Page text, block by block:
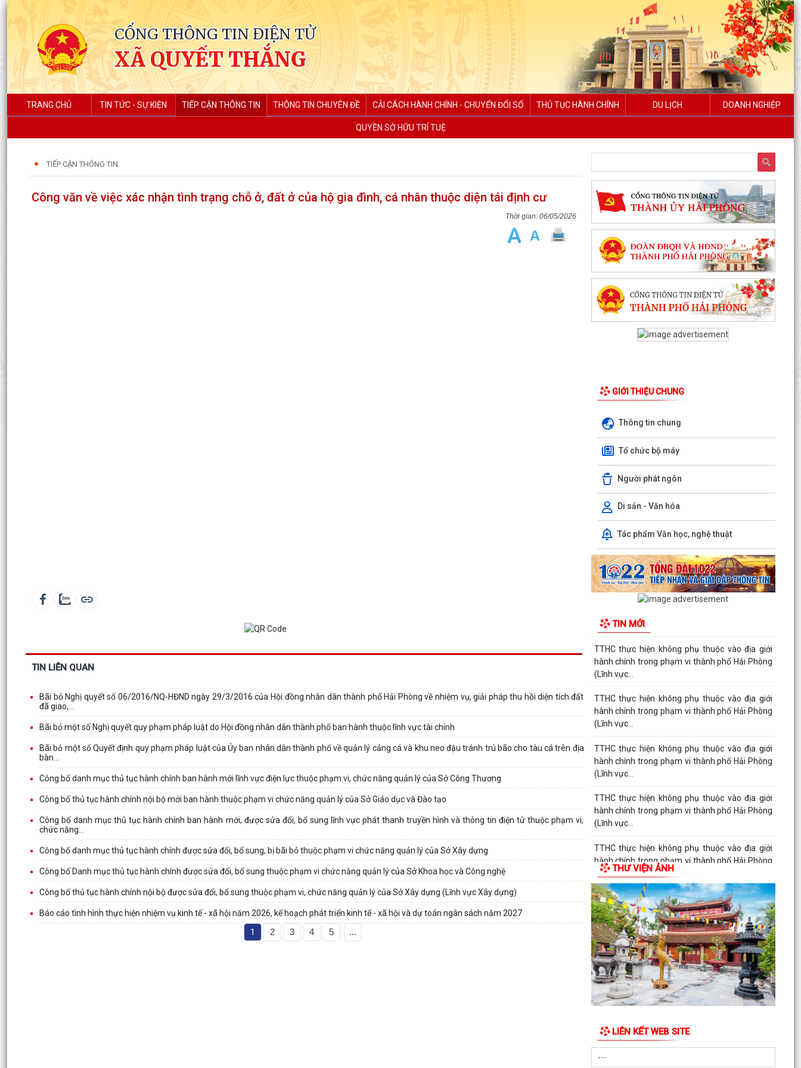
CỔNG THÔNG TIN ĐIỆN TỬ
XÃ QUYẾT THẮNG
TRANG CHỦ TIN TỨC - SỰ KIỆN TIẾP CẬN THÔNG TIN THÔNG TIN CHUYÊN ĐỀ CẢI CÁCH HÀNH CHÍNH - CHUYỂN ĐỔI SỐ THỦ TỤC HÀNH CHÍNH DU LỊCH DOANH NGHIỆP
QUYỀN SỞ HỮU TRÍ TUỆ
TIẾP CẬN THÔNG TIN
Công văn về việc xác nhận tình trạng chỗ ở, đất ở của hộ gia đình, cá nhân thuộc diện tái định cư
06/05/2026
TIN LIÊN QUAN
Bãi bỏ Nghị quyết số 06/2016/NQ-HĐND ngày 29/3/2016 của Hội đồng nhân dân thành phố Hải Phòng về nhiệm vụ, giải pháp thu hồi diện tích đất
đã giao,...
Bãi bỏ một số Nghị quyết quy phạm pháp luật do Hội đồng nhân dân thành phố ban hành thuộc lĩnh vực tài chính
Bãi bỏ một số Quyết định quy phạm pháp luật của Ủy ban nhân dân thành phố về quản lý cảng cá và khu neo đậu tránh trú bão cho tàu cá trên địa
bàn...
Công bố danh mục thủ tục hành chính ban hành mới lĩnh vực điện lực thuộc phạm vi, chức năng quản lý của Sở Công Thương
Công bố thủ tục hành chính nội bộ mới ban hành thuộc phạm vi chức năng quản lý của Sở Giáo dục và Đào tạo
Công bố danh mục thủ tục hành chính ban hành mới, được sửa đổi, bổ sung lĩnh vực phát thanh truyền hình và thông tin điện tử thuộc phạm vi,
chức năng...
Công bố danh mục thủ tục hành chính được sửa đổi, bổ sung, bị bãi bỏ thuộc phạm vi chức năng quản lý của Sở Xây dựng
Công bố Danh mục thủ tục hành chính được sửa đổi, bổ sung thuộc phạm vi chức năng quản lý của Sở Khoa học và Công nghệ
Công bố thủ tục hành chính nội bộ được sửa đổi, bổ sung thuộc phạm vi, chức năng quản lý của Sở Xây dựng (Lĩnh vực Xây dựng)
Báo cáo tình hình thực hiện nhiệm vụ kinh tế - xã hội năm 2026, kế hoạch phát triển kinh tế - xã hội và dự toán ngân sách năm 2027
1 2 3 4 5 ...
GIỚI THIỆU CHUNG
Thông tin chung
Tổ chức bộ máy
Người phát ngôn
Di sản - Văn hóa
Tác phẩm Văn học, nghệ thuật
TIN MỚI
HẠNH PHÚC” NĂM 2026 TẠI XÃ QUYẾT THẮNG
HỘI NGHỊ GIAO BAN UBND XÃ QUYẾT THẮNG:
THÁNG 7, TRIỂN KHAI...
Công bố thủ tục hành chính nội bộ được sửa đổi,
bổ sung thuộc phạm vi, chức năng quản lý của
TTHC thực hiện không phụ thuộc vào địa giới
hành chính trong phạm vi thành phố Hải Phòng
(Lĩnh vực...
TTHC thực hiện không phụ thuộc vào địa giới
(Lĩnh vực...
TTHC thực hiện không phụ thuộc vào địa giới
hành chính trong phạm vi thành phố Hải Phòng
(Lĩnh vực...
TTHC thực hiện không phụ thuộc vào địa giới
hành chính trong phạm vi thành phố Hải Phòng
(Lĩnh vực...
TTHC thực hiện không phụ thuộc vào địa giới
hành chính trong phạm vi thành phố Hải Phòng
(Lĩnh vực...
TTHC thực hiện không phụ thuộc vào địa giới
hành chính trong phạm vi thành phố Hải Phòng
(Lĩnh vực...
TTHC thực hiện không phụ thuộc vào địa giới
hành chính trong phạm vi thành phố Hải Phòng
(Lĩnh vực...
TTHC thực hiện không phụ thuộc vào địa giới
hành chính trong phạm vi thành phố Hải Phòng
(Lĩnh vực...
TTHC thực hiện không phụ thuộc vào địa giới
hành chính trong phạm vi thành phố Hải Phòng
(Lĩnh vực...
TTHC thực hiện không phụ thuộc vào địa giới
TTHC thực hiện không phụ thuộc vào địa giới
hành chính trong phạm vi thành phố Hải Phòng
THƯ VIỆN ẢNH
LIÊN KẾT WEB SITE